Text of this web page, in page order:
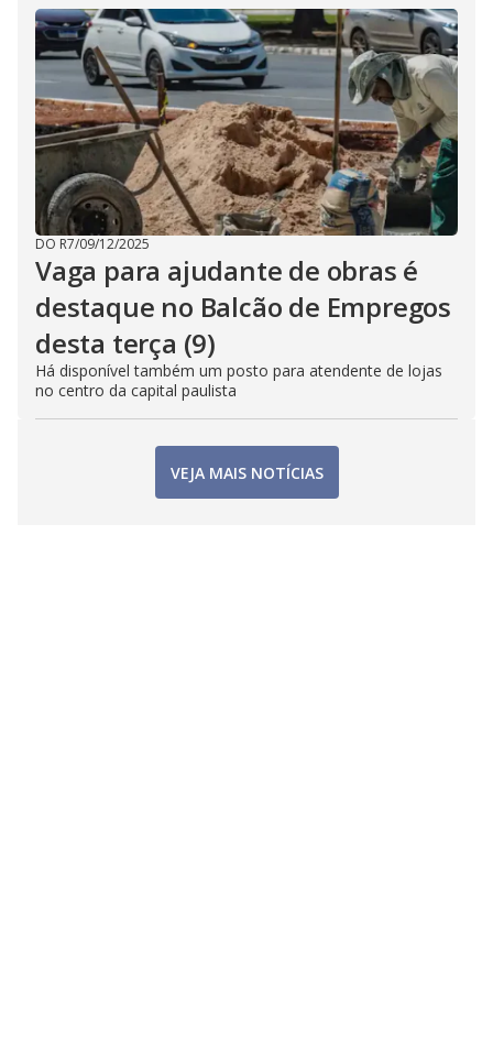
DO R7/09/12/2025
Vaga para ajudante de obras é
destaque no Balcão de Empregos
desta terça (9)
Há disponível também um posto para atendente de lojas
no centro da capital paulista
VEJA MAIS NOTÍCIAS